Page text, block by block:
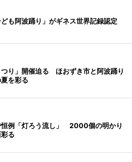
も阿波踊り」がギネス世界記録認定
つり」開催迫る ほおずき市と阿波踊り
を彩る
恒例「灯ろう流し」 2000個の明かり
る